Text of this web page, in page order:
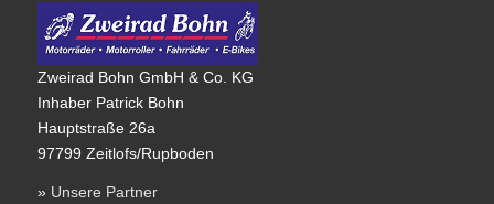
Zweirad Bohn GmbH & Co. KG
Inhaber Patrick Bohn
Hauptstraße 26a
97799 Zeitlofs/Rupboden
» Unsere Partner